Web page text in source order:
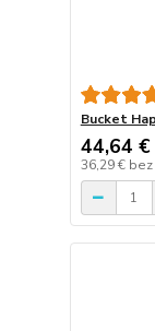
Bucket
44,64 €
36,29 € bez